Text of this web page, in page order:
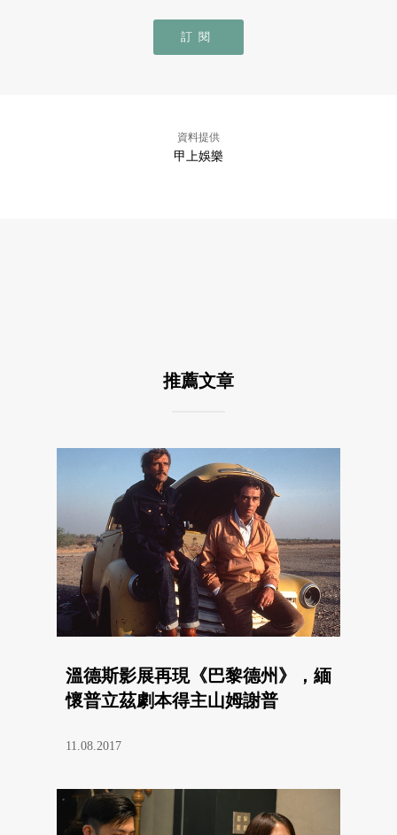
訂閱
資料提供
甲上娛樂
推薦文章
溫德斯影展再現《巴黎德州》，緬
懷普立茲劇本得主山姆謝普
11.08.2017